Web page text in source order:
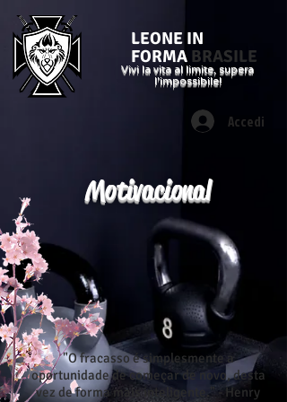
LEONE IN
FORMA BRASILE
Vivi la vita al limite, supera
l'impossibile!
Accedi
Motivacional
"O fracasso é simplesmente a
oportunidade de começar de novo, desta
vez de forma mais inteligente." - Henry